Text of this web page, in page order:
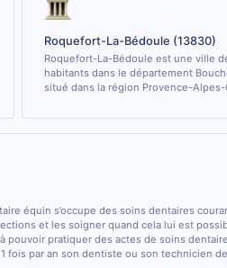
Roquefort-La-Bédoule (13830)
Roquefort-La-Bédoule est une ville
habitants dans le département
situé dans la région Provence-Alpes-
équin s’occupe des soins dentaires
et les soigner quand cela lui est
pouvoir pratiquer des actes de soins
fois par an son dentiste ou son technicien